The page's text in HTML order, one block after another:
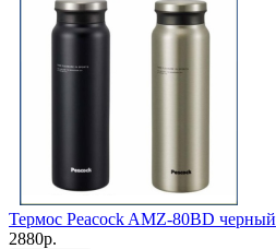
Термос Peacock AMZ-80BD черный
2880р.